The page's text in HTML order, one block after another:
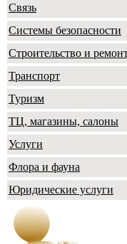
Связь
Системы безопасности
Строительство и
Транспорт
Туризм
ТЦ, магазины, салоны
Услуги
Флора и фауна
Юридические услуги